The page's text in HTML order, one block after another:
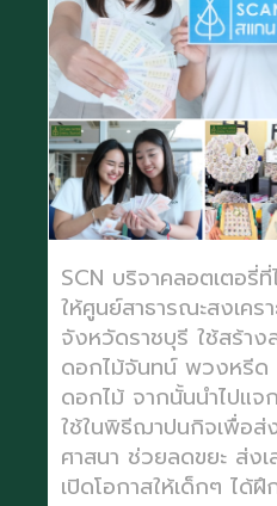
SCN บริจาคลอตเตอรี่
ให้ศูนย์สาธารณะสงเคร
จังหวัดราชบุรี ใช้สร้าง
ดอกไม้จันทน์ พวงหรีด
ดอกไม้ จากนั้นนำไปแ
ใช้ในพิธีฌาปนกิจเพื่อส่
ศาสนา ช่วยลดขยะ ส่งเ
เปิดโอกาสให้เด็กๆ ได้